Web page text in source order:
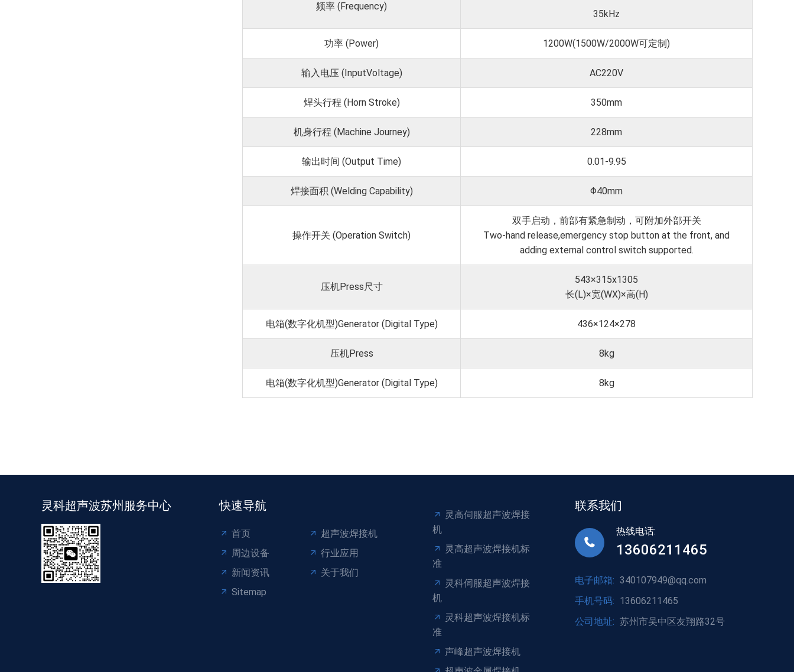
频率 (Frequency)
35kHz
功率 (Power) 1200W(1500W/2000W可定制)
输入电压 (InputVoltage) AC220V
焊头行程 (Horn Stroke) 350mm
机身行程 (Machine Journey) 228mm
输出时间 (Output Time) 0.01-9.95
焊接面积 (Welding Capability) Φ40mm
操作开关 (Operation Switch)
双手启动，前部有紧急制动，可附加外部开关
Two-hand release,emergency stop button at the front, and
adding external control switch supported.
压机Press尺寸
543×315x1305
长(L)×宽(WX)×高(H)
电箱(数字化机型)Generator (Digital Type) 436×124×278
压机Press 8kg
电箱(数字化机型)Generator (Digital Type) 8kg
灵科超声波苏州服务中心 快速导航
首页
超声波焊接机
周边设备
行业应用
新闻资讯
关于我们
Sitemap
灵高伺服超声波焊接
机
灵高超声波焊接机标
准
灵科伺服超声波焊接
机
灵科超声波焊接机标
准
声峰超声波焊接机
联系我们
热线电话:
13606211465
电子邮箱: 340107949@qq.com
手机号码: 13606211465
公司地址: 苏州市吴中区友翔路32号